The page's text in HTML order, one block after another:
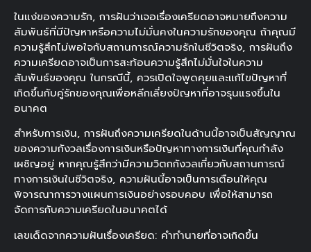
ในแง่ของความรัก, การฝันว่าเจอเรื่องเครียดอาจหมายถึงความ
สัมพันธ์ที่มีปัญหาหรือความไม่มั่นคงในความรักของคุณ ถ้าคุณมี
ความรู้สึกไม่พอใจกับสถานการณ์ความรักในชีวิตจริง, การฝันถึง
ความเครียดอาจเป็นการสะท้อนความรู้สึกไม่มั่นใจในความ
สัมพันธ์ของคุณ ในกรณีนี้, ควรเปิดใจพูดคุยและแก้ไขปัญหาที่
เกิดขึ้นกับคู่รักของคุณเพื่อหลีกเลี่ยงปัญหาที่อาจรุนแรงขึ้นใน
อนาคต
สำหรับการเงิน, การฝันถึงความเครียดในด้านนี้อาจเป็นสัญญาณ
ของความกังวลเรื่องการเงินหรือปัญหาทางการเงินที่คุณกำลัง
เผชิญอยู่ หากคุณรู้สึกว่ามีความวิตกกังวลเกี่ยวกับสถานการณ์
ทางการเงินในชีวิตจริง, ความฝันนี้อาจเป็นการเตือนให้คุณ
พิจารณาการวางแผนการเงินอย่างรอบคอบ เพื่อให้สามารถ
จัดการกับความเครียดในอนาคตได้
เลขเด็ดจากความฝันเรื่องเครียด: คำทำนายที่อาจเกิดขึ้น